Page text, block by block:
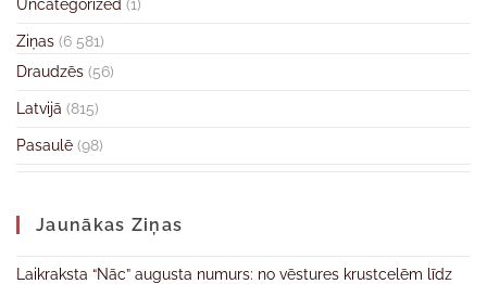
Uncategorized (1)
Ziņas (6 581)
Draudzēs (56)
Latvijā (815)
Pasaulē (98)
Jaunākas Ziņas
Laikraksta “Nāc” augusta numurs: no vēstures krustcelēm līdz